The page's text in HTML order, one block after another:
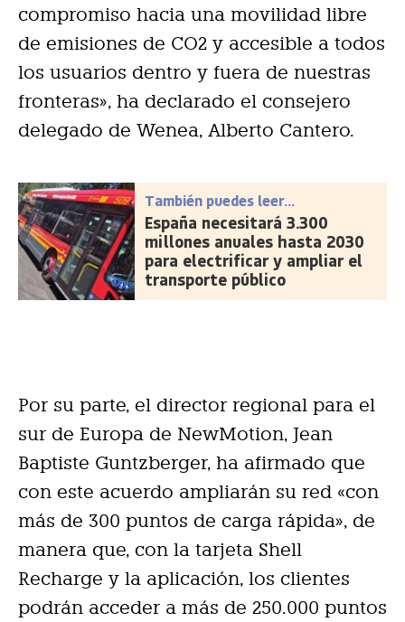
compromiso hacia una movilidad libre
de emisiones de CO2 y accesible a todos
los usuarios dentro y fuera de nuestras
fronteras», ha declarado el consejero
delegado de Wenea, Alberto Cantero.
También puedes leer...
España necesitará 3.300
millones anuales hasta 2030
para electrificar y ampliar el
transporte público
Por su parte, el director regional para el
sur de Europa de NewMotion, Jean
Baptiste Guntzberger, ha afirmado que
con este acuerdo ampliarán su red «con
más de 300 puntos de carga rápida», de
manera que, con la tarjeta Shell
Recharge y la aplicación, los clientes
podrán acceder a más de 250.000 puntos